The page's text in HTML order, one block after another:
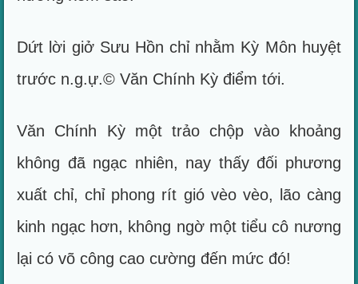
Dứt lời giở Sưu Hồn chỉ nhằm Kỳ Môn huyệt
trước n.g.ự.© Văn Chính Kỳ điểm tới.
Văn Chính Kỳ một trảo chộp vào khoảng
không đã ngạc nhiên, nay thấy đối phương
xuất chỉ, chỉ phong rít gió vèo vèo, lão càng
kinh ngạc hơn, không ngờ một tiểu cô nương
lại có võ công cao cường đến mức đó!